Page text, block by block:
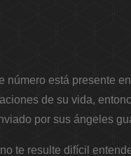
número está presente
de su vida,
por sus ángeles
te resulte difícil